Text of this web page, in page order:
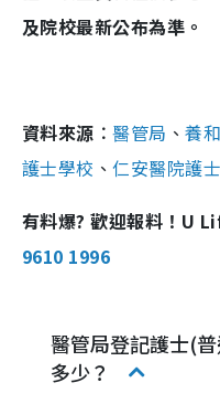
及院校最新公布為準。
資料來源︰醫管局 、養
護士學校 、仁安醫院護
有料爆? 歡迎報料！U
9610 1996
醫管局登記護士(
多少？